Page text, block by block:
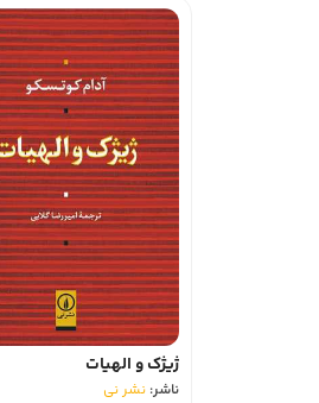
ژیژک و الهیات
ناشر: نشر نی